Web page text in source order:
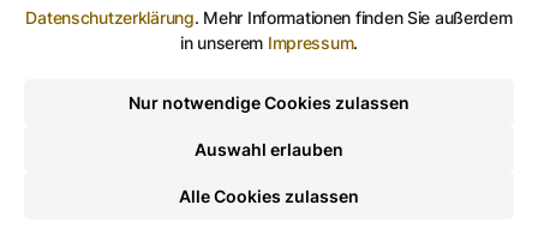
Datenschutzerklärung. Mehr Informationen finden Sie außerdem
in unserem Impressum.
Nur notwendige Cookies zulassen
Auswahl erlauben
Alle Cookies zulassen
soll es ein schicker Neubau mit modernster Technik,